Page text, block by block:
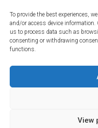
To provide the best experiences,
and/or access device
us to process data such as
consenting or withdrawing
functions.
View
The new European